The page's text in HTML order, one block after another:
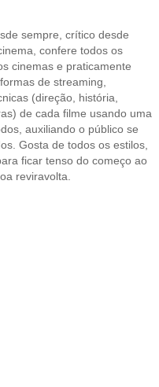
sempre, crítico desde
confere todos os
cinemas e praticamente
de streaming,
(direção, história,
de cada filme usando uma
auxiliando o público se
Gosta de todos os estilos,
ficar tenso do começo ao
reviravolta.